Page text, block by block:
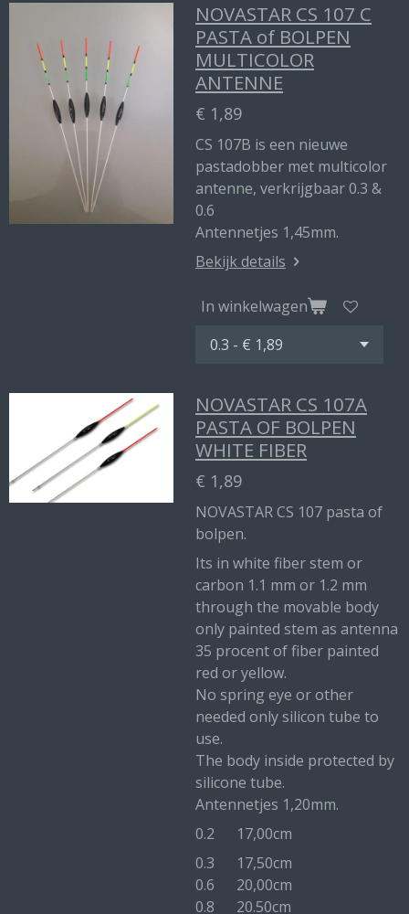
NOVASTAR CS 107 C
PASTA of BOLPEN
MULTICOLOR
ANTENNE
€ 1,89
CS 107B is een nieuwe
pastadobber met multicolor
antenne, verkrijgbaar 0.3 &
0.6
Antennetjes 1,45mm.
Bekijk details
In winkelwagen
NOVASTAR CS 107A
PASTA OF BOLPEN
WHITE FIBER
€ 1,89
NOVASTAR CS 107 pasta of
bolpen.
Its in white fiber stem or
carbon 1.1 mm or 1.2 mm
through the movable body
only painted stem as antenna
35 procent of fiber painted
red or yellow.
No spring eye or other
needed only silicon tube to
use.
The body inside protected by
silicone tube.
Antennetjes 1,20mm.
0.2 17,00cm
0.3 17,50cm
0.6 20,00cm
0.8 20.50cm